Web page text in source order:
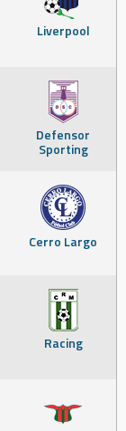
Liverpool
Defensor
Sporting
Cerro Largo
Racing